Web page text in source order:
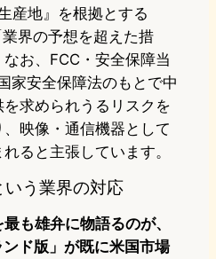
産地』を根拠とする
界の予想を超えた措
お、FCC・安全保障当
家安全保障法のもとで中
求められうるリスクを
映像・通信機器として
ると主張しています。
いう業界の対応
も雄弁に物語るのが、
ド版」が既に米国市場